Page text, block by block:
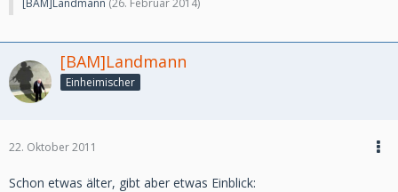
[BAM]Landmann (26. Februar 2014)
[BAM]Landmann
Einheimischer
22. Oktober 2011
Schon etwas älter, gibt aber etwas Einblick: